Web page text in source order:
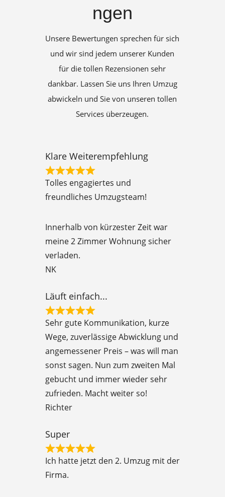
ngen
Unsere Bewertungen sprechen für sich
und wir sind jedem unserer Kunden
für die tollen Rezensionen sehr
dankbar. Lassen Sie uns Ihren Umzug
abwickeln und Sie von unseren tollen
Services überzeugen.
Klare Weiterempfehlung
R
a
d
5
o
o
Tolles engagiertes und
freundliches Umzugsteam!
Innerhalb von kürzester Zeit war
meine 2 Zimmer Wohnung sicher
verladen.
NK
Läuft einfach...
R
d
5
t
o
f
Sehr gute Kommunikation, kurze
Wege, zuverlässige Abwicklung und
angemessener Preis – was will man
sonst sagen. Nun zum zweiten Mal
gebucht und immer wieder sehr
zufrieden. Macht weiter so!
Richter
Super
R
Ich hatte jetzt den 2. Umzug mit der
Firma.